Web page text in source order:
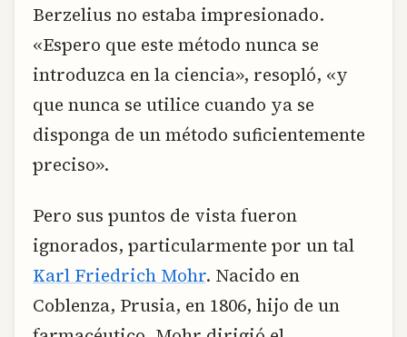
Berzelius no estaba impresionado.
«Espero que este método nunca se
introduzca en la ciencia», resopló, «y
que nunca se utilice cuando ya se
disponga de un método suficientemente
preciso».
Pero sus puntos de vista fueron
ignorados, particularmente por un tal
Karl Friedrich Mohr. Nacido en
Coblenza, Prusia, en 1806, hijo de un